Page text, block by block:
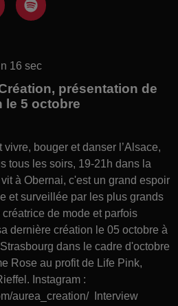
16 sec
présentation de
le 5 octobre
bouger et danser l’Alsace,
tous les soirs, 19-21h dans la
à Obernai, c'est un grand espoir
et surveillée par les plus grands
de mode et parfois
dernière création le 05 octobre à
dans le cadre d'octobre
Rose au profit de Life Pink,
Instagram :
aurea_creation/ Interview